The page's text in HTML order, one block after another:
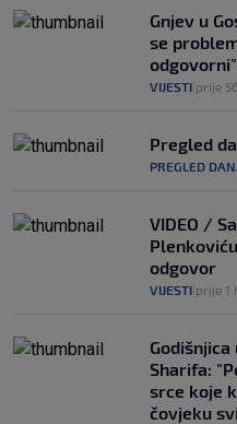
Gnjev u
se
odgovorni"
VIJESTI prije
Pregled
PREGLED
VIDEO /
odgovor
VIJESTI prije 1
Sharifa:
srce koje
čovjeku